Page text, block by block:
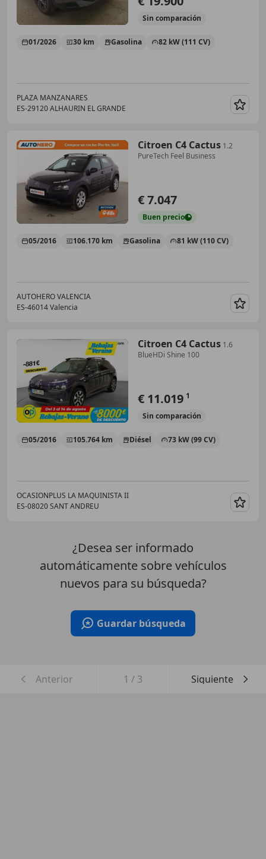
Sin comparación
01/2026 30 km Gasolina 82 kW (111 CV)
PLAZA MANZANARES
ES-29120 ALHAURIN EL GRANDE
Citroen C4 Cactus 1.2
PureTech Feel Business
€ 7.047
Buen precio
05/2016 106.170 km Gasolina 81 kW (110 CV)
AUTOHERO VALENCIA
ES-46014 Valencia
Citroen C4 Cactus 1.6
BlueHDi Shine 100
€ 11.019 1
Sin comparación
05/2016 105.764 km Diésel 73 kW (99 CV)
OCASIONPLUS LA MAQUINISTA II
ES-08020 SANT ANDREU
¿Desea ser informado
automáticamente sobre vehículos
nuevos para su búsqueda?
Guardar búsqueda
Anterior 1 / 3 Siguiente